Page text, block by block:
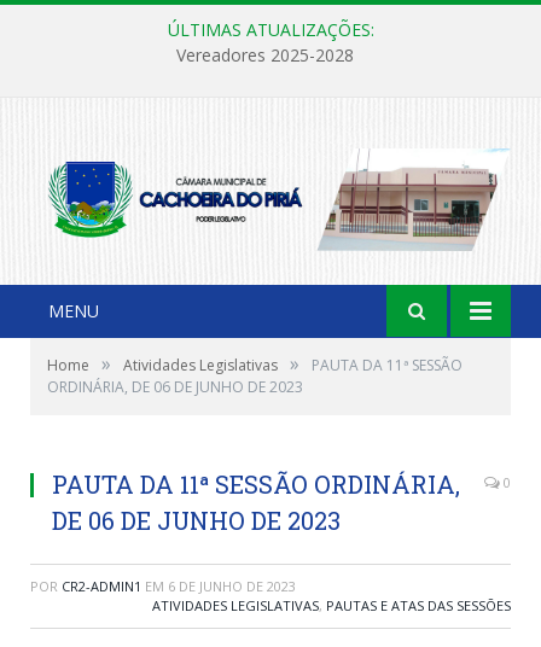
ÚLTIMAS ATUALIZAÇÕES:
Vereadores 2025-2028
MENU
Home » Atividades Legislativas »
PAUTA DA 11ª SESSÃO
ORDINÁRIA, DE 06 DE JUNHO DE 2023
PAUTA DA 11ª SESSÃO ORDINÁRIA,
DE 06 DE JUNHO DE 2023
0
POR CR2-ADMIN1 EM 6 DE JUNHO DE 2023
ATIVIDADES LEGISLATIVAS, PAUTAS E ATAS DAS SESSÕES